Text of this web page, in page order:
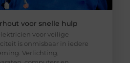
voor snelle hulp
voor veilige
is onmisbaar in iedere
Verlichting,